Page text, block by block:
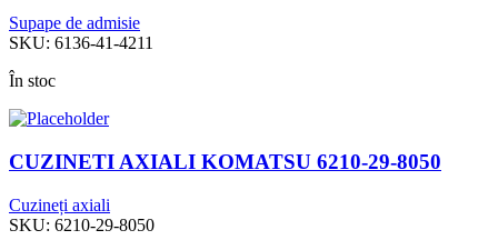
Supape de admisie
SKU: 6136-41-4211
În stoc
CUZINETI AXIALI KOMATSU 6210-29-8050
Cuzineți axiali
SKU: 6210-29-8050